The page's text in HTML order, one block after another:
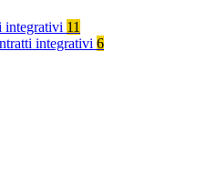
integrativi 11
integrativi 6